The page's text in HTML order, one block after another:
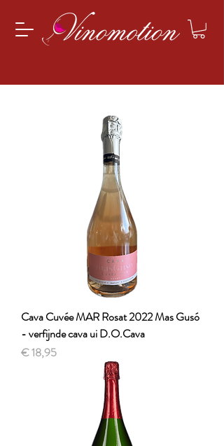
Cava Cuvée MAR Rosat 2022 Mas Gusó
- verfijnde cava ui D.O.Cava
Prijs
€ 18,95